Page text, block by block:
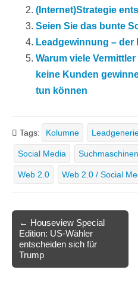
(Internet)Strategie
Seien Sie das bunte
Leadgewinnung – der
Warum viele
keine Kunden
tun können
Tags: Kolumne
Social Media
Web 2.0 Web 2.0 / Social
navigation
← Houseview Special
Edition: US-Wähler
entscheiden sich für
Trump